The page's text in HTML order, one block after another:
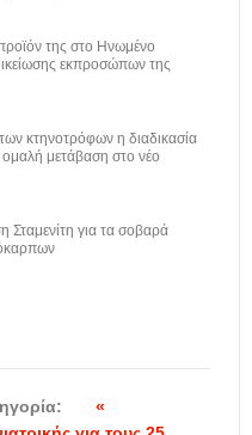
της στο Ηνωμένο
εκπροσώπων της
κτηνοτρόφων η διαδικασία
μετάβαση στο νέο
Σταμενίτη για τα σοβαρά
«